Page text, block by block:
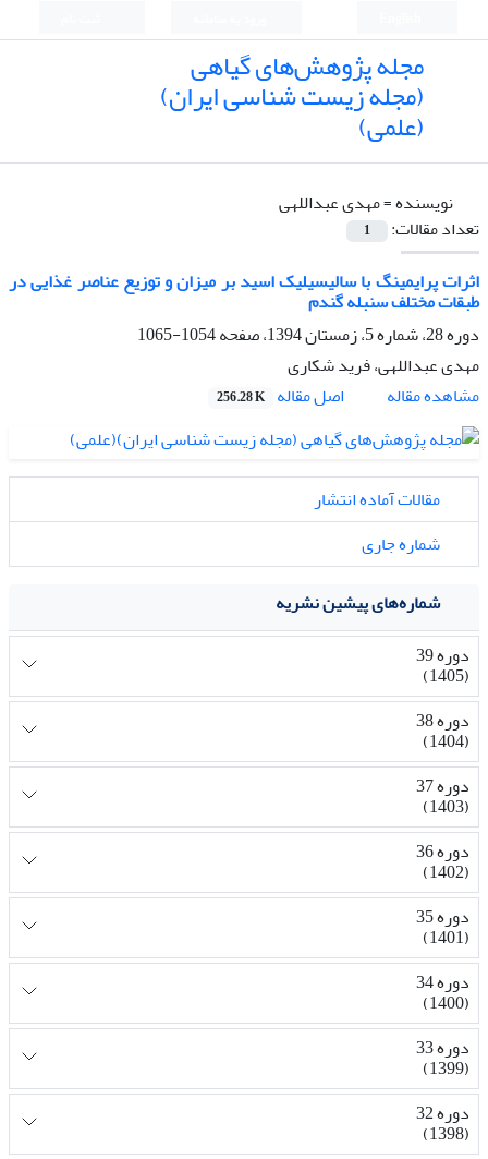
مجله پژوهش‌های گیاهی
(مجله زیست شناسی ایران)
(علمی)
نویسنده =مهدی عبداللهی
تعداد مقالات:
1
اثرات پرایمینگ با سالیسیلیک اسید بر میزان و توزیع عناصر غذایی در
طبقات مختلف سنبله گندم
دوره 28، شماره 5، زمستان 1394، صفحه
1054-1065
مهدی عبداللهی، فرید شکاری
مشاهده مقاله
اصل مقاله 256.28 K
مقالات آماده انتشار
شماره جاری
شماره‌های پیشین نشریه
دوره 39
(1405)
دوره 38
(1404)
دوره 37
(1403)
دوره 36
(1402)
دوره 35
(1401)
دوره 34
(1400)
دوره 33
(1399)
دوره 32
(1398)